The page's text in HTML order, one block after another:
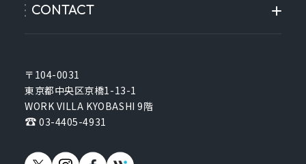
〒104-0031
東京都中央区京橋1-13-1
WORK VILLA KYOBASHI 9階
03-4405-4931
CONTACT